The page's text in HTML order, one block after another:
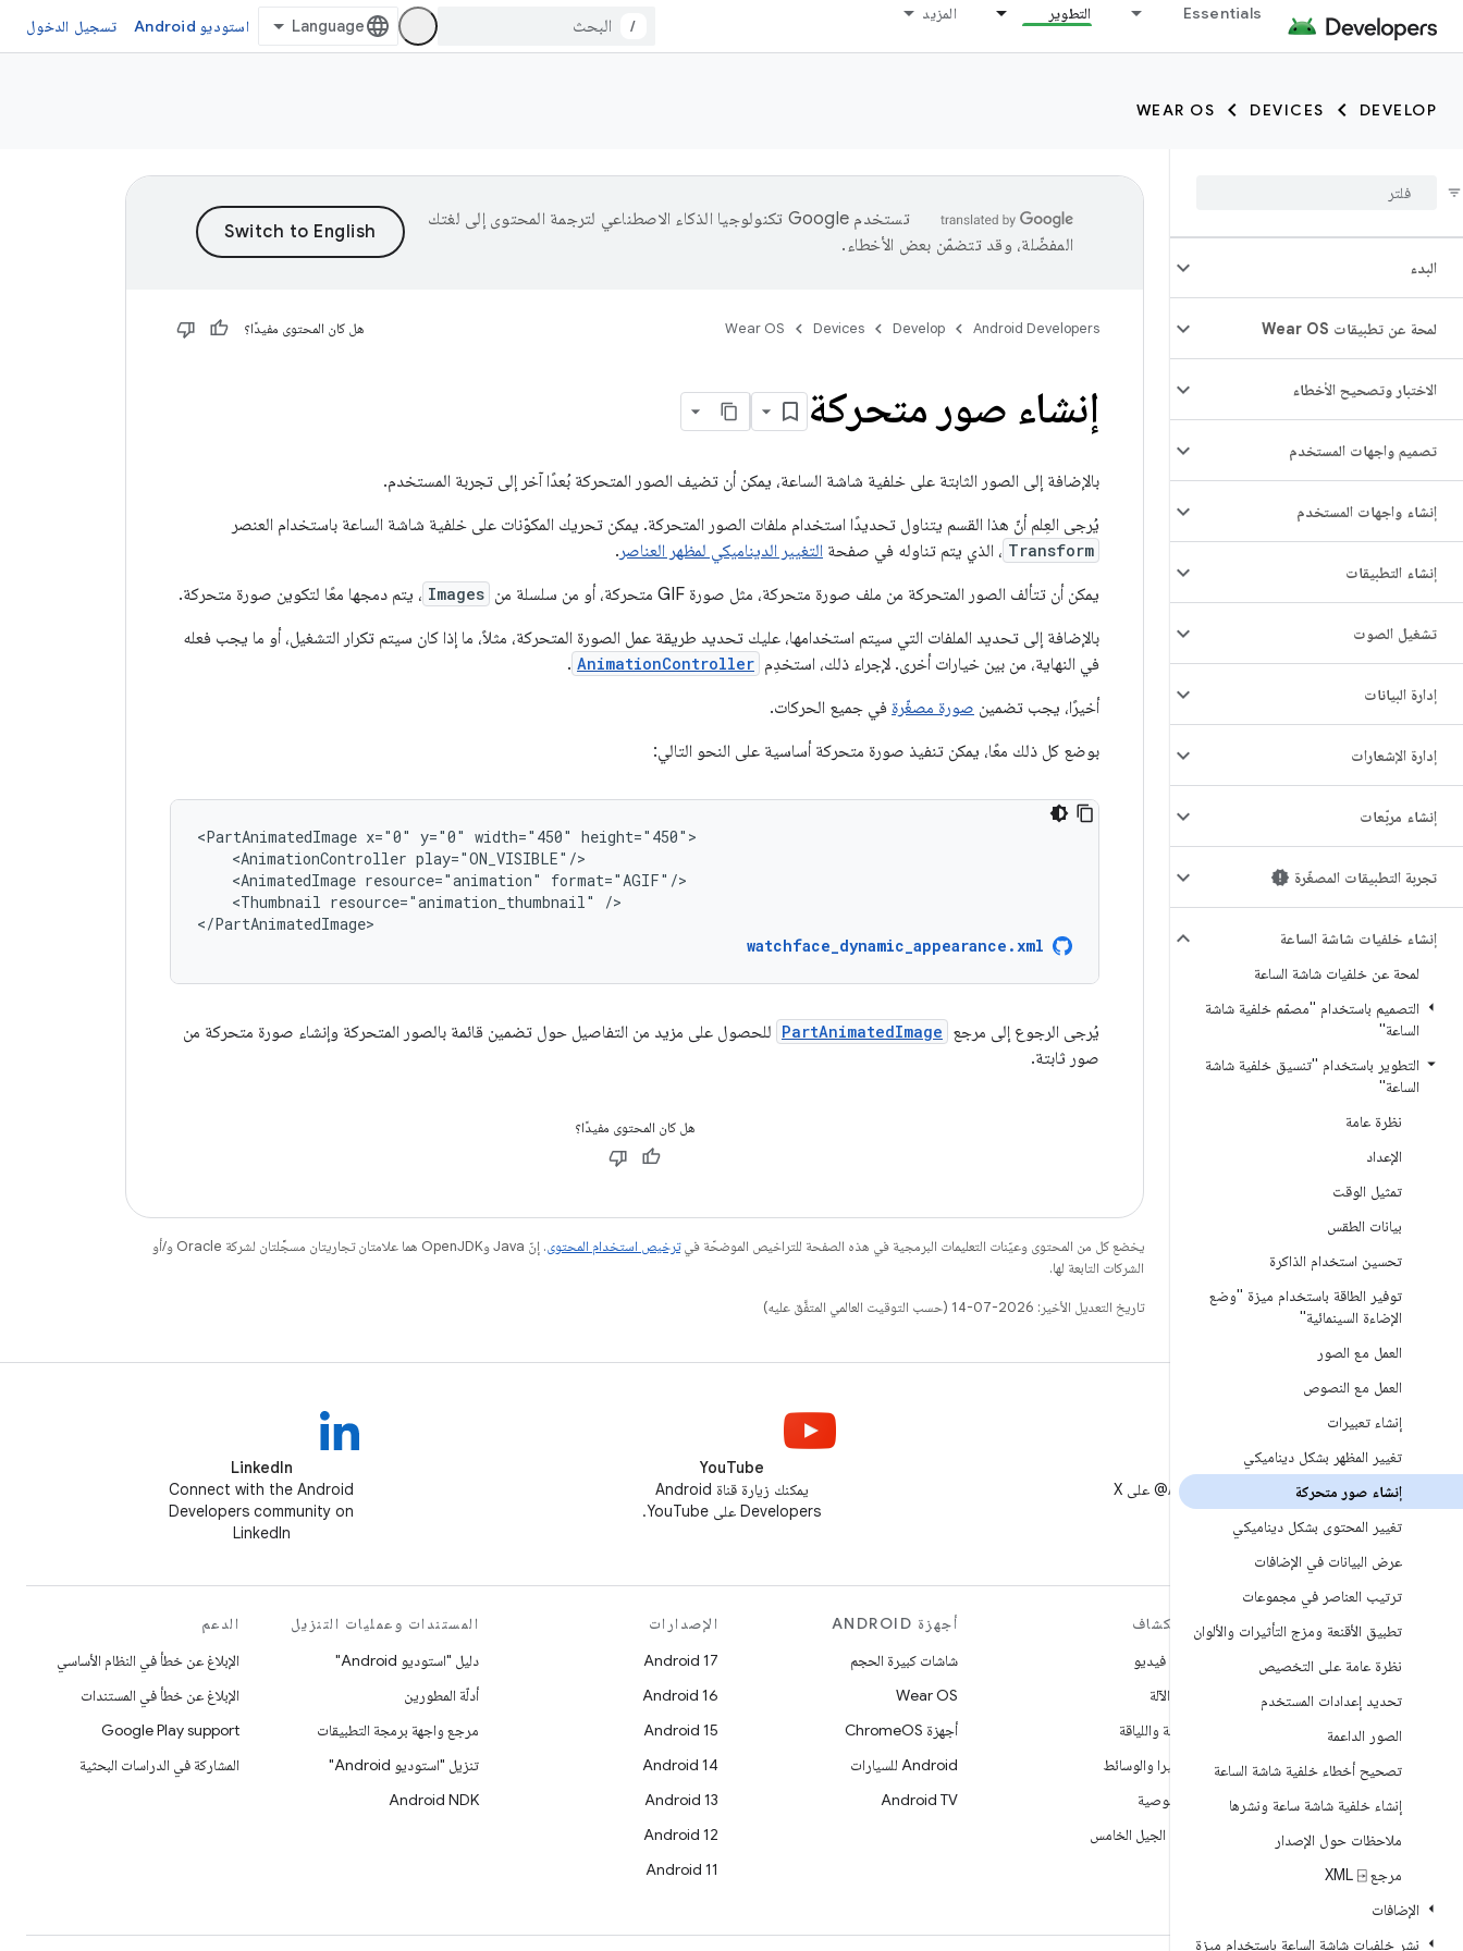
Essentials التطوير المزيد
/ استوديو Android تسجيل الدخول
DEVELOP
DEVICES
WEAR OS
جميع الأجهزة ⍈
البدء
لمحة عن تطبيقات Wear OS
الاختبار وتصحيح الأخطاء
تصميم واجهات المستخدم
إنشاء واجهات المستخدم
إنشاء التطبيقات
تشغيل الصوت
إدارة البيانات
إدارة الإشعارات
إنشاء مربّعات
تجربة التطبيقات المصغّرة
إنشاء خلفيات شاشة الساعة
لمحة عن خلفيات شاشة الساعة
التصميم باستخدام "مصمّم خلفية شاشة
الساعة"
التطوير باستخدام "تنسيق خلفية شاشة
الساعة"
نظرة عامة
الإعداد
تمثيل الوقت
بيانات الطقس
تحسين استخدام الذاكرة
توفير الطاقة باستخدام ميزة "وضع
الإضاءة السينمائية"
العمل مع الصور
العمل مع النصوص
إنشاء تعبيرات
تغيير المظهر بشكل ديناميكي
إنشاء صور متحركة
تغيير المحتوى بشكل ديناميكي
عرض البيانات في الإضافات
ترتيب العناصر في مجموعات
تطبيق الأقنعة ومزج التأثيرات والألوان
نظرة عامة على التخصيص
تحديد إعدادات المستخدم
الصور الداعمة
تصحيح أخطاء خلفية شاشة الساعة
إنشاء خلفية شاشة ساعة ونشرها
ملاحظات حول الإصدار
مرجع XML ⍈
الإضافات
نشر خلفيات شاشة الساعة باستخدام ميزة
تستخدم Google تكنولوجيا الذكاء الاصطناعي لترجمة المحتوى إلى لغتك
المفضّلة، وقد تتضمّن بعض الأخطاء.
Android Developers
Develop
Devices
Wear OS هل كان المحتوى مفيدًا؟
إنشاء صور متحركة
بالإضافة إلى الصور الثابتة على خلفية شاشة الساعة، يمكن أن تضيف الصور المتحركة بُعدًا آخر إلى تجربة المستخدم.
يُرجى العِلم أنّ هذا القسم يتناول تحديدًا استخدام ملفات الصور المتحركة. يمكن تحريك المكوّنات على خلفية شاشة الساعة باستخدام العنصر
Transform ، الذي يتم تناوله في صفحة التغيير الديناميكي لمظهر العناصر .
يمكن أن تتألف الصور المتحركة من ملف صورة متحركة، مثل صورة GIF متحركة، أو من سلسلة من
Images ، يتم دمجها معًا لتكوين صورة متحركة.
بالإضافة إلى تحديد الملفات التي سيتم استخدامها، عليك تحديد طريقة عمل الصورة المتحركة، مثلاً، ما إذا كان سيتم تكرار التشغيل، أو ما يجب فعله
في النهاية، من بين خيارات أخرى. لإجراء ذلك، استخدِم AnimationController
.
أخيرًا، يجب تضمين صورة مصغّرة في جميع الحركات.
بوضع كل ذلك معًا، يمكن تنفيذ صورة متحركة أساسية على النحو التالي:
<PartAnimatedImage x="0" y="0" width="450"
<AnimationController
<AnimatedImage resource="animation"
<Thumbnail resource="animation_thumbnail"
/>
</PartAnimatedImage>
watchface_dynamic_appearance.xml
يُرجى الرجوع إلى مرجع PartAnimatedImage للحصول على مزيد من التفاصيل حول تضمين قائمة بالصور المتحركة وإنشاء صورة متحركة من
صور ثابتة.
هل كان المحتوى مفيدًا؟
يخضع كل من المحتوى وعيّنات التعليمات البرمجية في هذه الصفحة للتراخيص الموضحّة فيترخيص استخدام المحتوى
. إنّ Java وOpenJDK هما علامتان تجاريتان مسجَّلتان لشركة Oracle و/أو
الشركات التابعة لها.
تاريخ التعديل الأخير: 2026-07-14 (حسب التوقيت العالمي المتفَّق عليه)
YouTube
يمكنك زيارة قناة Android
Developers على YouTube.
LinkedIn
Connect with the Android
Developers community on
LinkedIn
مزيد من المعلومات حول نظام
التشغيل ANDROID
Android for Enterprise
ملفات بودكاست
استكشاف
ألعاب فيديو
تعلُم الآلة
الصحة واللياقة
الكاميرا والوسائط
الخصوصية
شبكة الجيل الخامس
أجهزة ANDROID
شاشات كبيرة الحجم
Wear OS
أجهزة ChromeOS
Android للسيارات
Android TV
الإصدارات
Android 17
Android 16
Android 15
Android 14
Android 13
Android 12
Android 11
المستندات وعمليات التنزيل
دليل "استوديو Android"
أدلّة المطورين
مرجع واجهة برمجة التطبيقات
تنزيل "استوديو Android"
Android NDK
الدعم
الإبلاغ عن خطأ في النظام الأساسي
الإبلاغ عن خطأ في المستندات
Google Play support
المشاركة في الدراسات البحثية